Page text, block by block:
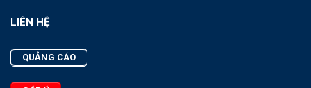
LIÊN HỆ
QUẢNG CÁO